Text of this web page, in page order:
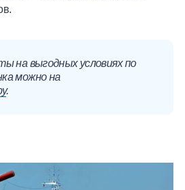
на выгодных условиях по
можно на
.